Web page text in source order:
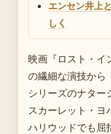
エンセン井上
しく
映画『ロスト・イ
の繊細な演技から
シリーズのナタ
スカーレット・ヨ
ハリウッドでも屈